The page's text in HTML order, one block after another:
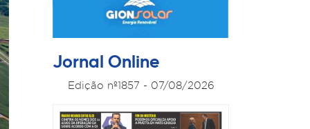
Jornal Online
Edição nº1857 - 07/08/2026